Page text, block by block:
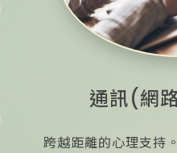
通訊(網
跨越距離的心理支持